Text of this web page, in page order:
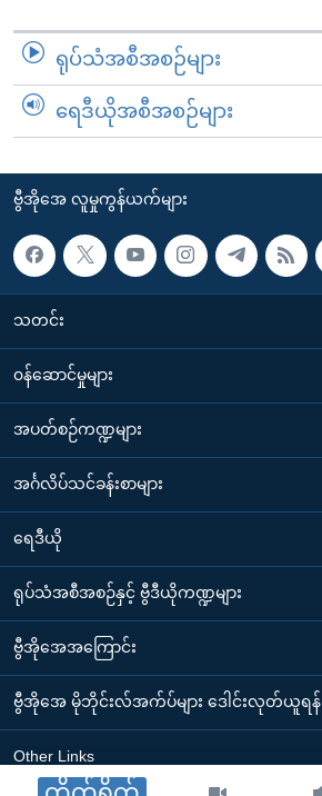
ရုပ်သံအစီအစဉ်များ
ရေဒီယိုအစီအစဉ်များ
ဗွီအိုအေ လူမှုကွန်ယက်များ
သတင်း
၀န်ဆောင်မှုများ
အပတ်စဉ်ကဏ္ဍများ
အင်္ဂလိပ်သင်ခန်းစာများ
ရေဒီယို
ရုပ်သံအစီအစဉ်နှင့် ဗွီဒီယိုကဏ္ဍများ
ဗွီအိုအေအကြောင်း
ဗွီအိုအေ မိုဘိုင်းလ်အက်ပ်များ ဒေါင်းလုတ်ယူရန်
Other Links